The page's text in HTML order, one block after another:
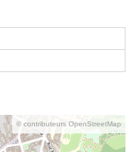
© contributeurs OpenStreetMap